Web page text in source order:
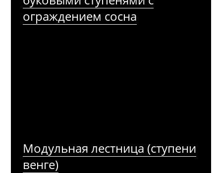
ограждением сосна
Модульная лестница (ступени
венге)